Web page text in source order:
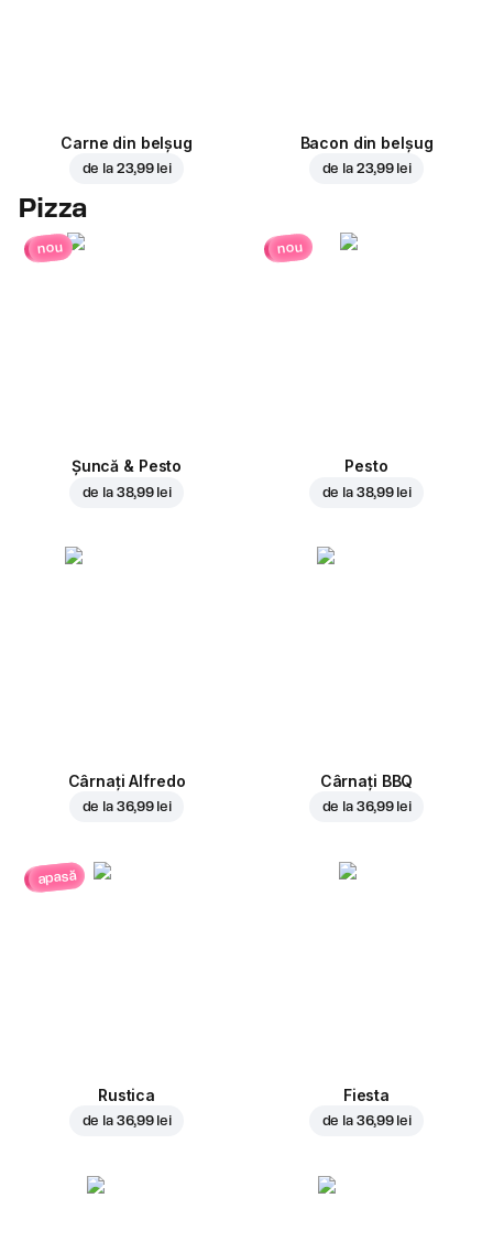
Carne din belșug
de la 23,99 lei
Bacon din belșug
de la 23,99 lei
Pizza
nou
Șuncă & Pesto
de la 38,99 lei
nou
Pesto
de la 38,99 lei
Cârnați Alfredo
de la 36,99 lei
Cârnați BBQ
de la 36,99 lei
apasă
Rustica
de la 36,99 lei
Fiesta
de la 36,99 lei